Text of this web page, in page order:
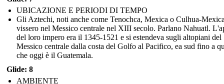
UBICAZIONE E PERIODI DI TEMPO
Gli Aztechi, noti anche come Tenochca, Mexica o Culhua-
vissero nel Messico centrale nel XIII secolo. Parlano Nahuatl.
del loro impero era il 1345-1521 e si estendeva sugli altopiani del
Messico centrale dalla costa del Golfo al Pacifico, ea sud fino a
che oggi è il Guatemala.
Glide: 8
AMBIENTE